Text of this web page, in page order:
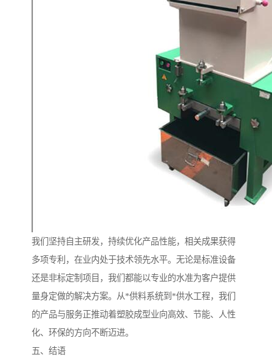
我们坚持自主研发，持续优化产品性能，相关成果获得
多项专利，在业内处于技术领先水平。无论是标准设备
还是非标定制项目，我们都能以专业的水准为客户提供
量身定做的解决方案。从*供料系统到*供水工程，我们
的产品与服务正推动着塑胶成型业向高效、节能、人性
化、环保的方向不断迈进。
五、结语